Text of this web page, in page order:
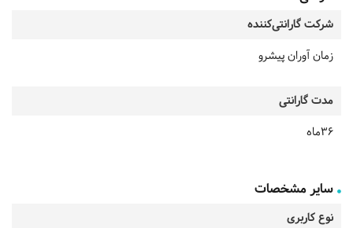
شرکت گارانتی‌کننده
زمان آوران پیشرو
مدت گارانتی
36ماه
سایر مشخصات
نوع کاربری